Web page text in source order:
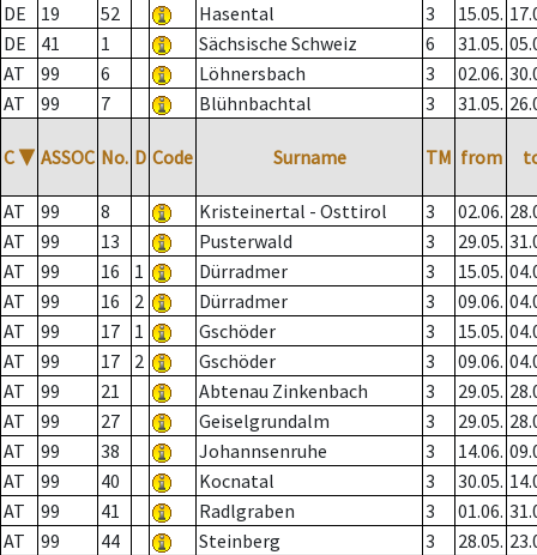
DE
19 52 Hasental 3 15.05.
DE
41 1 Sächsische Schweiz 6 31.05.
AT
99 6 Löhnersbach 3 02.06.
AT
99 7 Blühnbachtal 3 31.05.
C ▼ ASSOC No. D Code Surname TM from
AT 99 8 Kristeinertal - Osttirol 3 02.06.
AT
99 13 Pusterwald 3 29.05.
AT
99 16 1 Dürradmer 3 15.05.
AT
99 16 2 Dürradmer 3 09.06.
AT
99 17 1 Gschöder 3 15.05.
AT
99 17 2 Gschöder 3 09.06.
AT
99 21 Abtenau Zinkenbach 3 29.05.
AT
99 27 Geiselgrundalm 3 29.05.
AT
99 38 Johannsenruhe 3 14.06.
AT
99 40 Kocnatal 3 30.05.
AT
99 41 Radlgraben 3 01.06.
AT
99 44 Steinberg 3 28.05.